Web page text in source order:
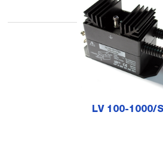
LV 100-1000/